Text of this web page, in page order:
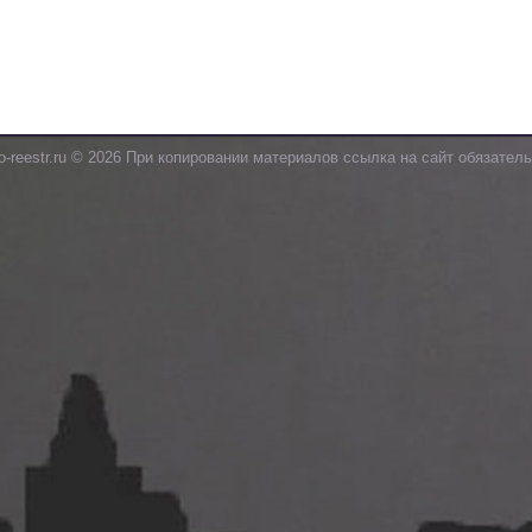
reestr.ru © 2026 При копировании материалов ссылка на сайт